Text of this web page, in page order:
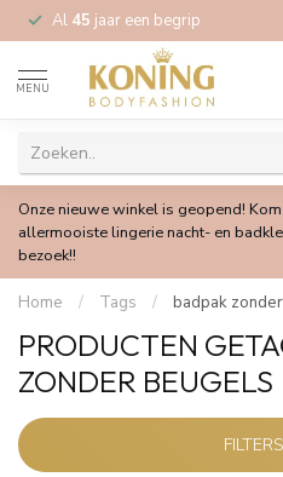
Al 45 jaar een begrip
MENU
Onze nieuwe winkel is geopend!
allermooiste lingerie nacht- en
bezoek!!
Home / Tags / badpak
PRODUCTEN
ZONDER BEUGELS
FILTERS